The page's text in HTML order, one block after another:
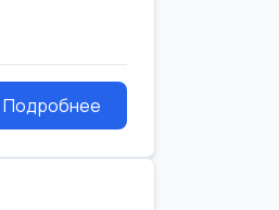
Подробнее